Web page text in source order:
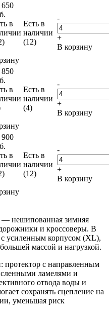
650
в
Есть в
наличии
(12)
-
+
В корзину
850
в
Есть в
наличии
(4)
-
+
В корзину
900
в
Есть в
наличии
(12)
-
+
В корзину
— нешипованная зимняя
и кроссоверы. В
усиленным корпусом (XL),
массой и нагрузкой.
с направленным
ламелями и
отвода воды и
сохранять сцепление на
уменьшая риск